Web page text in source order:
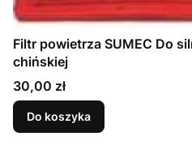
Filtr powietrza SUMEC Do
chińskiej
Cena
30,00 zł
Do koszyka